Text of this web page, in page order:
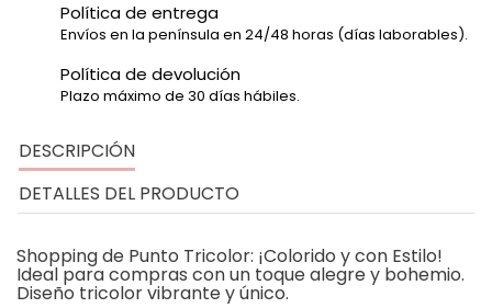
Política de entrega
Envíos en la península en 24/48 horas (días laborables).
Política de devolución
Plazo máximo de 30 días hábiles.
DESCRIPCIÓN
DETALLES DEL PRODUCTO
Shopping de Punto Tricolor: ¡Colorido y con Estilo!
Ideal para compras con un toque alegre y bohemio.
Diseño tricolor vibrante y único.